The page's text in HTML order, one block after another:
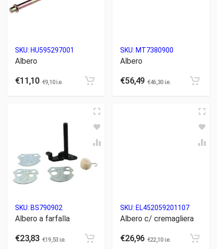
SKU: HU595297001
Albero
€11,10 €9,10i.e.
SKU: MT7380900
Albero
€56,49 €46,30 i.e.
SKU: BS790902
Albero a farfalla
€23,83 €19,53 i.e.
SKU: EL452059201107
Albero c/ cremagliera
€26,96 €22,10 i.e.